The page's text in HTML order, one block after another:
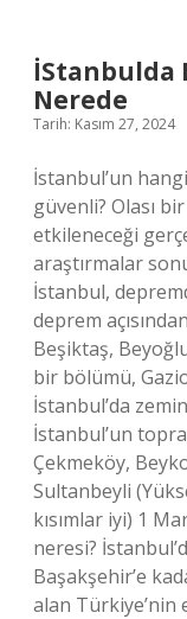
İStanbulda
Nerede
Tarih: Kasım 27, 2024
İstanbul’un
güvenli? Olası
etkileneceği
araştırmalar
İstanbul,
deprem
Beşiktaş,
bir bölümü,
İstanbul’da
İstanbul’un
Çekmeköy,
Sultanbeyli
kısımlar iyi) 1
neresi?
Başakşehir’e
alan Türkiye’nin